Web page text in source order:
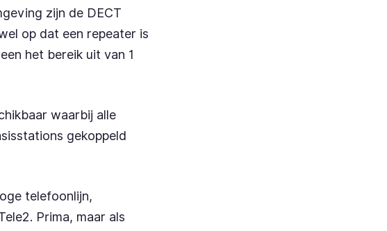
zijn de DECT
op dat een repeater is
het bereik uit van 1
waarbij alle
gekoppeld
telefoonlijn,
Prima, maar als